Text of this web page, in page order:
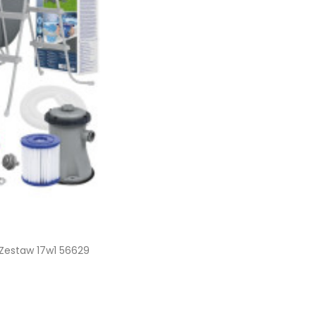
17w1 56629